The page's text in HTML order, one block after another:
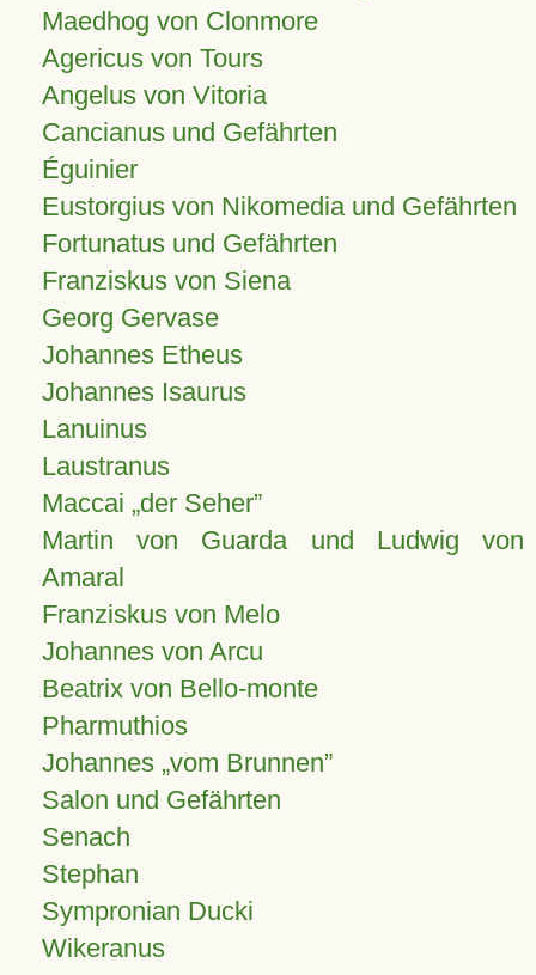
Maedhog von Clonmore
Agericus von Tours
Angelus von Vitoria
Cancianus und Gefährten
Éguinier
Eustorgius von Nikomedia und Gefährten
Fortunatus und Gefährten
Franziskus von Siena
Georg Gervase
Johannes Etheus
Johannes Isaurus
Lanuinus
Laustranus
Maccai „der Seher”
Martin von Guarda und Ludwig von
Amaral
Franziskus von Melo
Johannes von Arcu
Beatrix von Bello-monte
Pharmuthios
Johannes vom Brunnen
Salon und Gefährten
Senach
Stephan
Sympronian Ducki
Wikeranus